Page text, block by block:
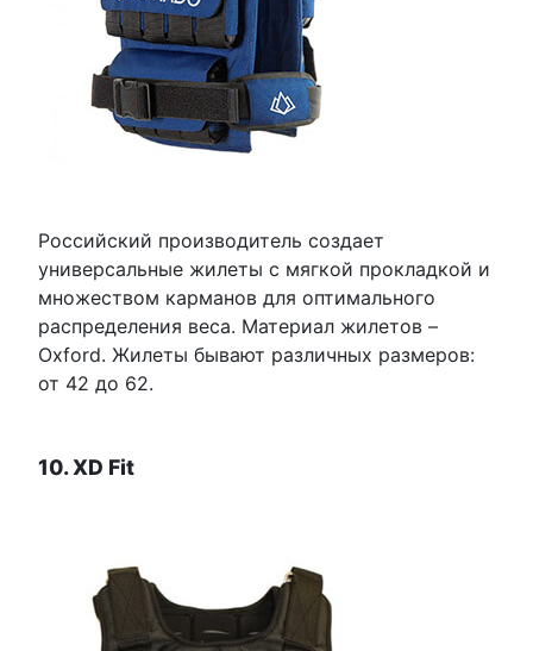
Российский производитель создает
универсальные жилеты с мягкой прокладкой и
множеством карманов для оптимального
распределения веса. Материал жилетов –
Oxford. Жилеты бывают различных размеров:
от 42 до 62.
10. XD Fit